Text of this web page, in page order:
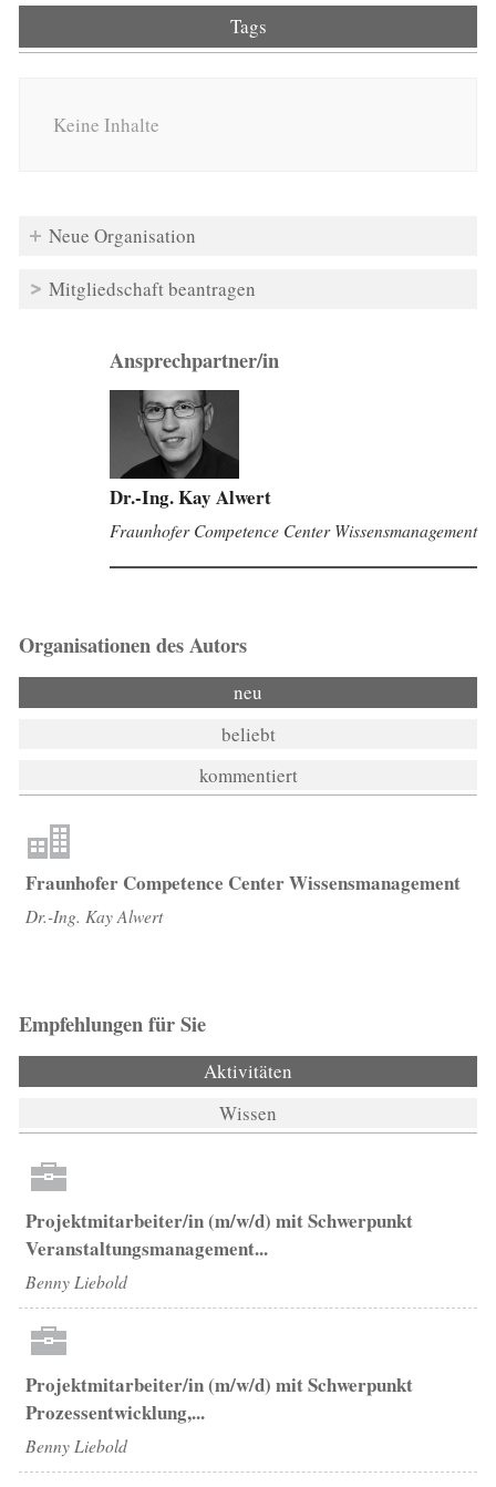
Tags
Keine Inhalte
Neue Organisation
Mitgliedschaft beantragen
Ansprechpartner/in
Dr.-Ing. Kay Alwert
Fraunhofer Competence Center Wissensmanagement
Organisationen des Autors
neu
beliebt
kommentiert
Fraunhofer Competence Center Wissensmanagement
Dr.-Ing. Kay Alwert
Empfehlungen für Sie
Aktivitäten
Wissen
Projektmitarbeiter/in (m/w/d) mit Schwerpunkt
Veranstaltungsmanagement...
Benny Liebold
Projektmitarbeiter/in (m/w/d) mit Schwerpunkt
Prozessentwicklung,...
Benny Liebold